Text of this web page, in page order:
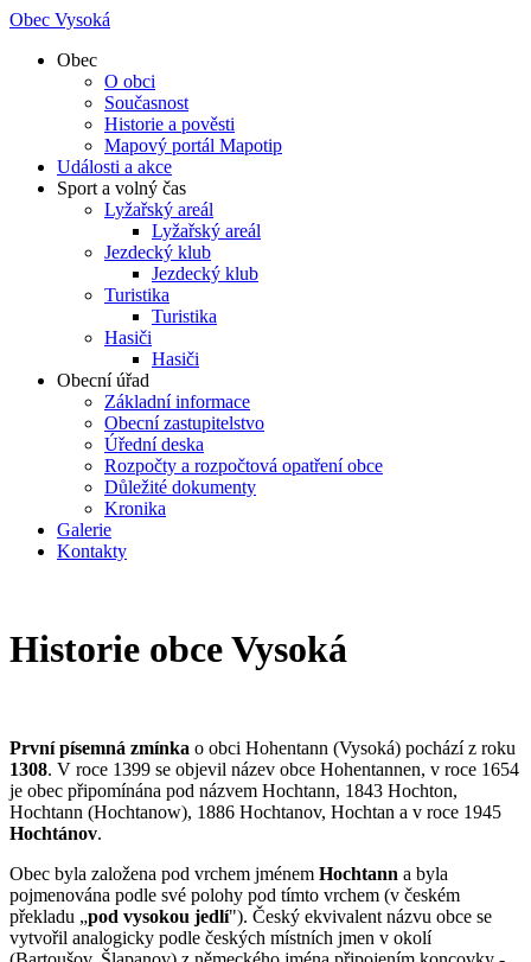
Obec Vysoká
Obec
O obci
Současnost
Historie a pověsti
Mapový portál Mapotip
Události a akce
Sport a volný čas
Lyžařský areál
Lyžařský areál
Jezdecký klub
Jezdecký klub
Turistika
Turistika
Hasiči
Hasiči
Obecní úřad
Základní informace
Obecní zastupitelstvo
Úřední deska
Rozpočty a rozpočtová opatření obce
Důležité dokumenty
Kronika
Galerie
Kontakty
Historie obce Vysoká
První písemná zmínka o obci Hohentann (Vysoká) pochází z roku
1308. V roce 1399 se objevil název obce Hohentannen, v roce 1654
je obec připomínána pod názvem Hochtann, 1843 Hochton,
Hochtann (Hochtanow), 1886 Hochtanov, Hochtan a v roce 1945
Hochtánov.
Obec byla založena pod vrchem jménem Hochtann a byla
pojmenována podle své polohy pod tímto vrchem (v českém
překladu „pod vysokou jedlí"). Český ekvivalent názvu obce se
vytvořil analogicky podle českých místních jmen v okolí